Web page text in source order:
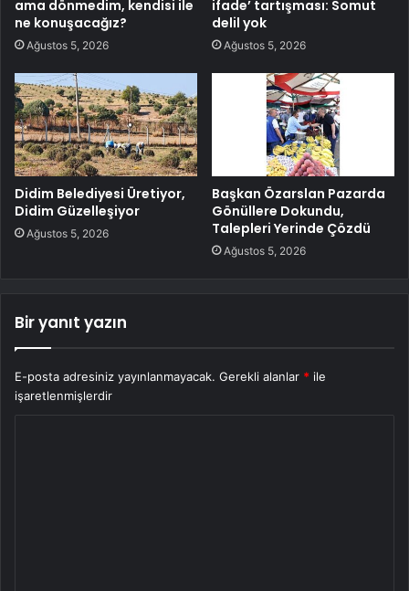
ama dönmedim, kendisi ile
ne konuşacağız?
Ağustos 5, 2026
ifade’ tartışması: Somut
delil yok
Ağustos 5, 2026
Didim Belediyesi Üretiyor,
Didim Güzelleşiyor
Ağustos 5, 2026
Başkan Özarslan Pazarda
Gönüllere Dokundu,
Talepleri Yerinde Çözdü
Ağustos 5, 2026
Bir yanıt yazın
E-posta adresiniz yayınlanmayacak. Gerekli alanlar * ile
işaretlenmişlerdir